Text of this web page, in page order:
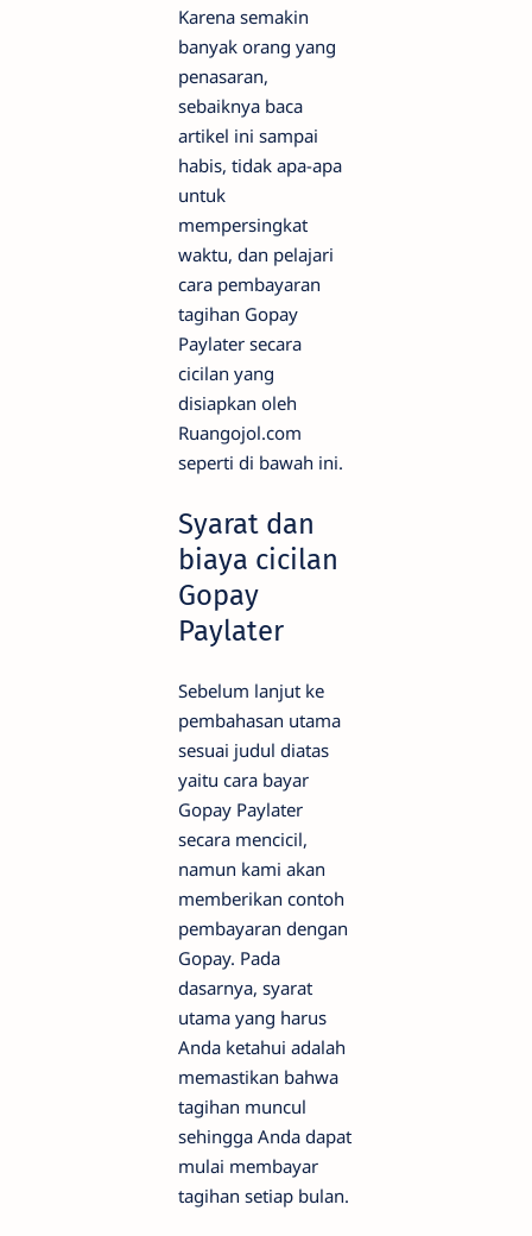
Karena semakin
banyak orang yang
penasaran,
sebaiknya baca
artikel ini sampai
habis, tidak apa-apa
untuk
mempersingkat
waktu, dan pelajari
cara pembayaran
tagihan Gopay
Paylater secara
cicilan yang
disiapkan oleh
Ruangojol.com
seperti di bawah ini.
Syarat dan
biaya cicilan
Gopay
Paylater
Sebelum lanjut ke
pembahasan utama
sesuai judul diatas
yaitu cara bayar
Gopay Paylater
secara mencicil,
namun kami akan
memberikan contoh
pembayaran dengan
Gopay. Pada
dasarnya, syarat
utama yang harus
Anda ketahui adalah
memastikan bahwa
tagihan muncul
sehingga Anda dapat
mulai membayar
tagihan setiap bulan.